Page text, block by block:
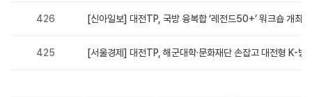
426 [신아일보] 대전TP, 국방 융복합 ‘레전드50+’ 워크숍 개최
425 [서울경제] 대전TP, 해군대학·문화재단 손잡고 대전형 K-방